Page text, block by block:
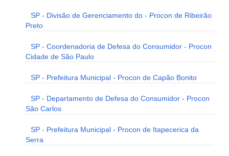
SP - Divisão de Gerenciamento do - Procon de Ribeirão
Preto
SP - Coordenadoria de Defesa do Consumidor - Procon
Cidade de São Paulo
SP - Prefeitura Municipal - Procon de Capão Bonito
SP - Departamento de Defesa do Consumidor - Procon
São Carlos
SP - Prefeitura Municipal - Procon de Itapecerica da
Serra